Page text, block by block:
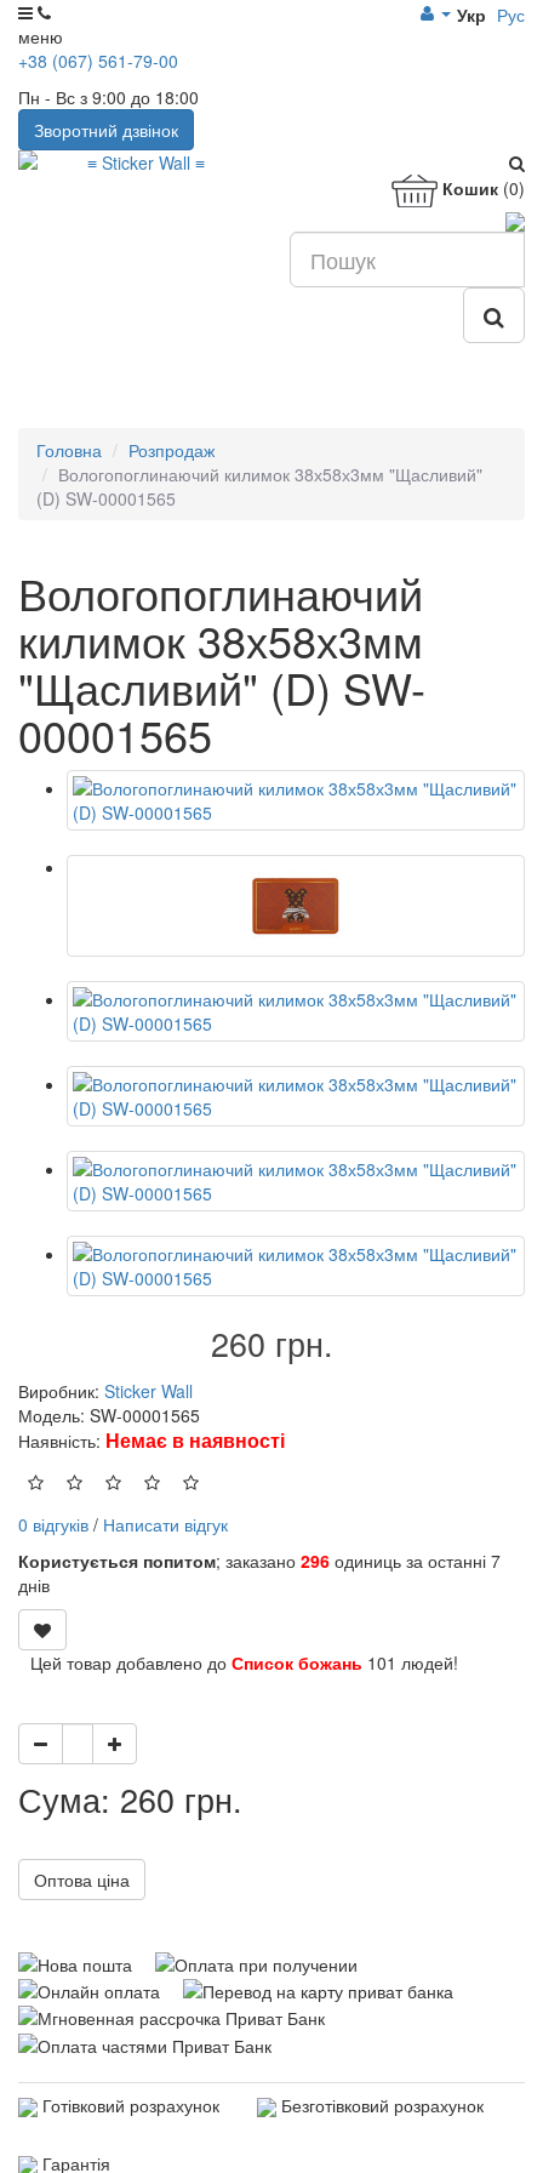
меню
Укр Рус
+38 (067) 561-79-00
Пн - Вс з 9:00 до 18:00
Зворотний дзвінок
Кошик (0)
Головна
Розпродаж
Вологопоглинаючий килимок 38х58х3мм "Щасливий"
(D) SW-00001565
Вологопоглинаючий
килимок 38х58х3мм
"Щасливий" (D) SW-
00001565
260 грн.
Виробник: Sticker Wall
Модель: SW-00001565
Наявність: Немає в наявності
0 відгуків / Написати відгук
Користується попитом; заказано 296 одиниць за останні 7
днів
Цей товар добавлено до Список божань 101 людей!
Сума: 260 грн.
Оптова ціна
Готівковий розрахунок Безготівковий розрахунок
Гарантія